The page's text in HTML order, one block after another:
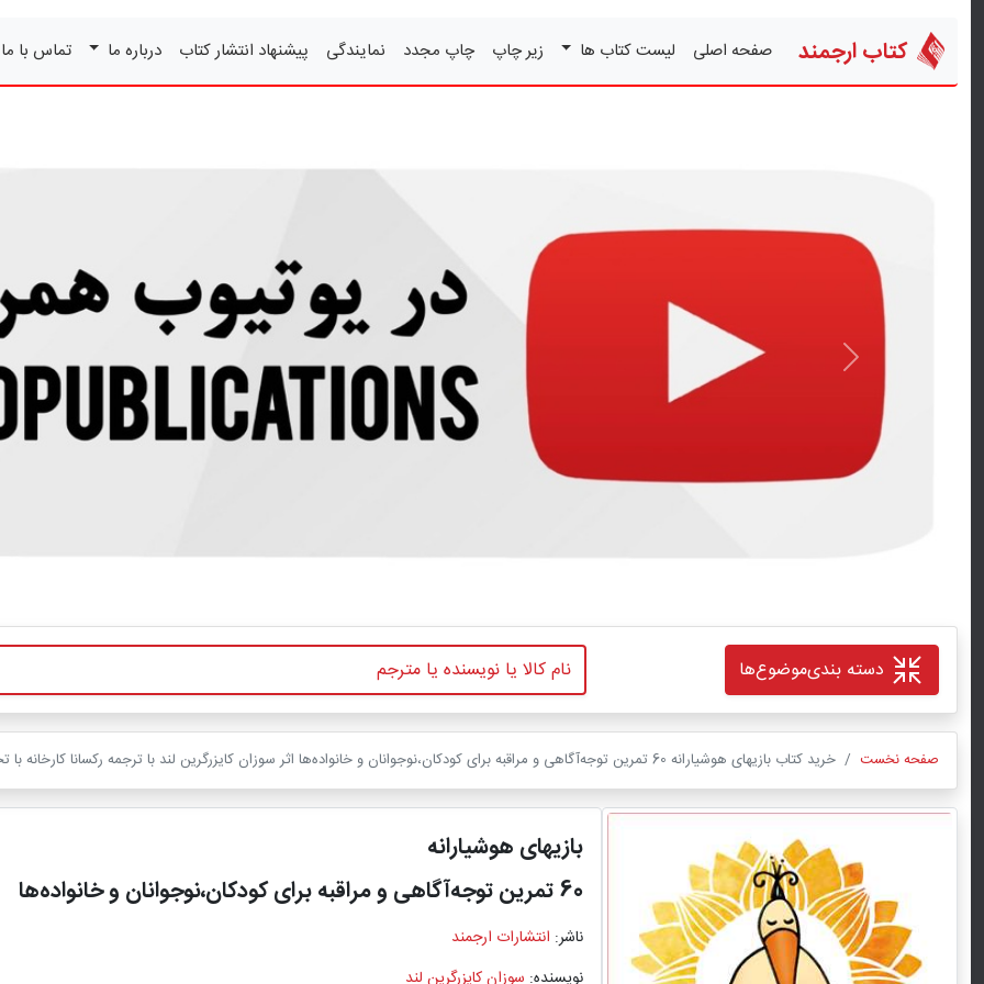
کتاب ارجمند صفحه اصلی لیست کتاب ها زیر چاپ چاپ مجدد نمایندگی پیشنهاد انتشار کتاب درباره ما تماس با
قبلی
دسته بندیموضوع‌ها
صفحه نخست خرید کتاب بازیهای هوشیارانه 60 تمرین توجه‌آگاهی و مراقبه برای کودکان،نوجوانان و خانواده‌ها اثر سوزان کایزرگرین لند با ترجمه رکسانا کارخانه با تخفیف ویژه
بازیهای هوشیارانه
60 تمرین توجه‌آگاهی و مراقبه برای کودکان،نوجوانان و خانواده‌ها
ناشر: انتشارات ارجمند
نویسنده: سوزان کایزرگرین لند